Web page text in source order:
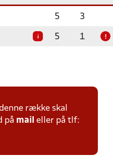
5 3
i 5 1 !
række skal
på mail eller på tlf: